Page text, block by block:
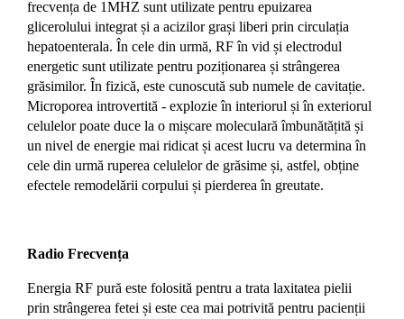
frecvența de 1MHZ sunt utilizate pentru epuizarea
glicerolului integrat și a acizilor grași liberi prin circulația
hepatoenterala. În cele din urmă, RF în vid și electrodul
energetic sunt utilizate pentru poziționarea și strângerea
grăsimilor. În fizică, este cunoscută sub numele de cavitație.
Microporea introvertită - explozie în interiorul și în exteriorul
celulelor poate duce la o mișcare moleculară îmbunătățită și
un nivel de energie mai ridicat și acest lucru va determina în
cele din urmă ruperea celulelor de grăsime și, astfel, obține
efectele remodelării corpului și pierderea în greutate.
Radio Frecvența
Energia RF pură este folosită pentru a trata laxitatea pielii
prin strângerea fetei și este cea mai potrivită pentru pacienții